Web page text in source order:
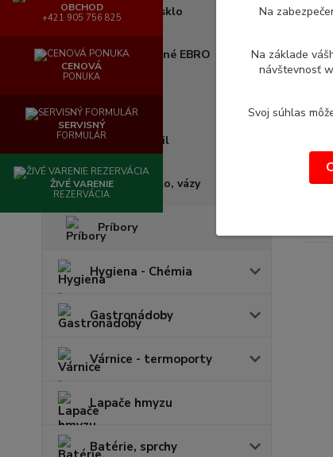
Nápojové sklo
Sklo tvrdené EBRO
Misky empil
Krčahy, sklo, vázy
Príbory
Hygiena - Chémia
Gastronádoby
Várnice - termoporty
Lapače hmyzu
Batérie, sprchy
OBCHOD
+421 905 756 825
CENOVÁ
PONUKA
SERVISNÝ
FORMULÁR
ŽIVÉ VARENIE
REZERVÁCIA
Na
Na základe
návštevnosť
Svoj súhlas